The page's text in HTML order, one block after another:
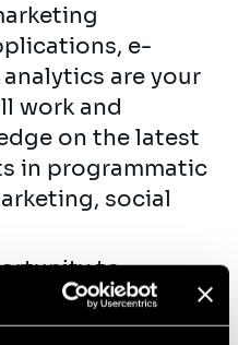
e-
are your
work and
on the latest
in programmatic
social
to
our knowledge
(workshops,